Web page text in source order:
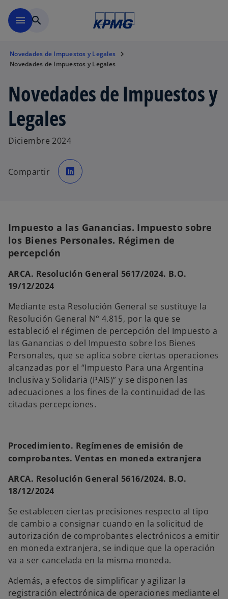
menu search
Novedades de Impuestos y Legales
Novedades de Impuestos y Legales
Novedades de Impuestos y
Legales
Diciembre 2024
Compartir e
a
a
p
s
n
u
Impuesto a las Ganancias. Impuesto sobre
los Bienes Personales. Régimen de
percepción
ARCA. Resolución General 5617/2024. B.O.
19/12/2024
Mediante esta Resolución General se sustituye la
Resolución General N° 4.815, por la que se
estableció el régimen de percepción del Impuesto a
las Ganancias o del Impuesto sobre los Bienes
Personales, que se aplica sobre ciertas operaciones
alcanzadas por el “Impuesto Para una Argentina
Inclusiva y Solidaria (PAIS)” y se disponen las
adecuaciones a los fines de la continuidad de las
citadas percepciones.
Procedimiento. Regímenes de emisión de
comprobantes. Ventas en moneda extranjera
ARCA. Resolución General 5616/2024. B.O.
18/12/2024
Se establecen ciertas precisiones respecto al tipo
de cambio a consignar cuando en la solicitud de
autorización de comprobantes electrónicos a emitir
en moneda extranjera, se indique que la operación
va a ser cancelada en la misma moneda.
Además, a efectos de simplificar y agilizar la
registración electrónica de operaciones mediante el